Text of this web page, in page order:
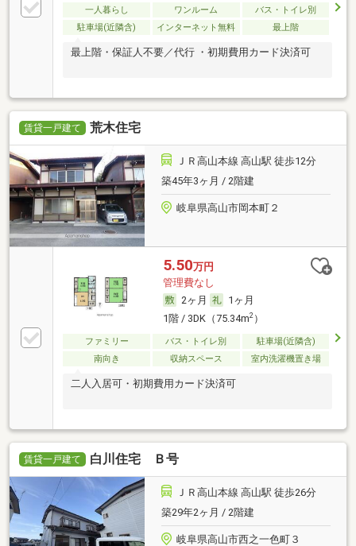
一人暮らし ワンルーム
バス・トイレ別
駐車場(近隣含)
インターネット無料 最上階
最上階・保証人不要／代行 ・初期費用カード決済可
賃貸一戸建て 荒木住宅
ＪＲ高山本線 高山駅 徒歩12分
築45年3ヶ月 / 2階建
岐阜県高山市岡本町２
5.50万円
管理費なし
2ヶ月
1ヶ月
1階 / 3DK（75.34m2）
ファミリー バス・トイレ別
駐車場(近隣含)
南向き
収納スペース 室内洗濯機置き場
二人入居可・初期費用カード決済可
賃貸一戸建て 白川住宅 Ｂ号
ＪＲ高山本線 高山駅 徒歩26分
築29年2ヶ月 / 2階建
岐阜県高山市西之一色町３